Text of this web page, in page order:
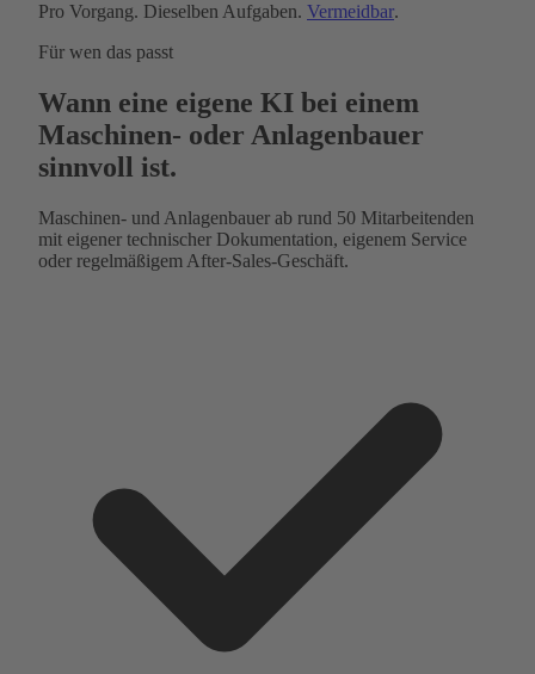
Pro Vorgang. Dieselben Aufgaben. Vermeidbar.
Für wen das passt
Wann eine eigene KI bei einem
Maschinen- oder Anlagenbauer
sinnvoll ist.
Maschinen- und Anlagenbauer ab rund 50 Mitarbeitenden
mit eigener technischer Dokumentation, eigenem Service
oder regelmäßigem After-Sales-Geschäft.